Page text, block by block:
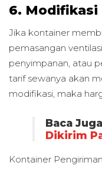
6. Modifikasi
Jika kontainer
pemasangan
penyimpanan, atau
tarif sewanya akan
modifikasi, maka
Baca
Dikirim
Kontainer